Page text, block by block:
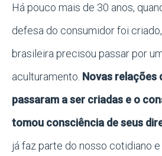
Há pouco mais de 30 anos,
defesa do consumidor foi
brasileira precisou passar por
aculturamento. Novas relações
passaram a ser criadas e o
tomou consciência de seus
já faz parte do nosso cotidiano